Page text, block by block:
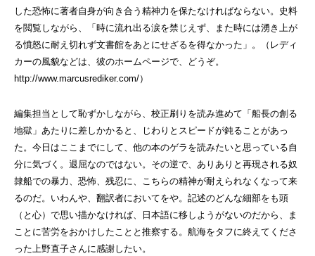
した恐怖に著者自身が向き合う精神力を保たなければならない。史料
を閲覧しながら、「時に流れ出る涙を禁じえず、また時には湧き上が
る憤怒に耐え切れず文書館をあとにせざるを得なかった」。（レディ
カーの風貌などは、彼のホームページで、どうぞ。
http://www.marcusrediker.com/）
編集担当として恥ずかしながら、校正刷りを読み進めて「船長の創る
地獄」あたりに差しかかると、じわりとスピードが鈍ることがあっ
た。今日はここまでにして、他の本のゲラを読みたいと思っている自
分に気づく。退屈なのではない。その逆で、ありありと再現される奴
隷船での暴力、恐怖、残忍に、こちらの精神が耐えられなくなって来
るのだ。いわんや、翻訳者においてをや。記述のどんな細部をも頭
（と心）で思い描かなければ、日本語に移しようがないのだから、ま
ことに苦労をおかけしたことと推察する。航海をタフに終えてくださ
った上野直子さんに感謝したい。